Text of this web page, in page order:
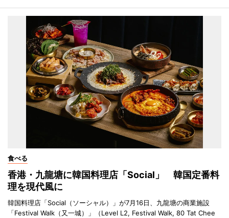
食べる
香港・九龍塘に韓国料理店「Social」 韓国定番料
理を現代風に
韓国料理店「Social（ソーシャル）」が7月16日、九龍塘の商業施設
「Festival Walk（又一城）」（Level L2, Festival Walk, 80 Tat Chee